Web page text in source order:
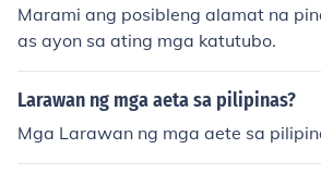
Marami ang posibleng alamat na
as ayon sa ating mga katutubo.
Larawan ng mga aeta sa pilipinas?
Mga Larawan ng mga aete sa